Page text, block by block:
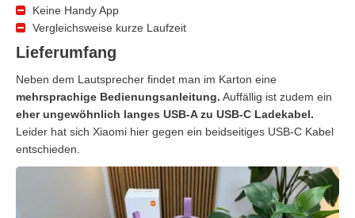
Keine Handy App
Vergleichsweise kurze Laufzeit
Lieferumfang
Neben dem Lautsprecher findet man im Karton eine
mehrsprachige Bedienungsanleitung. Auffällig ist zudem ein
eher ungewöhnlich langes USB-A zu USB-C Ladekabel.
Leider hat sich Xiaomi hier gegen ein beidseitiges USB-C Kabel
entschieden.